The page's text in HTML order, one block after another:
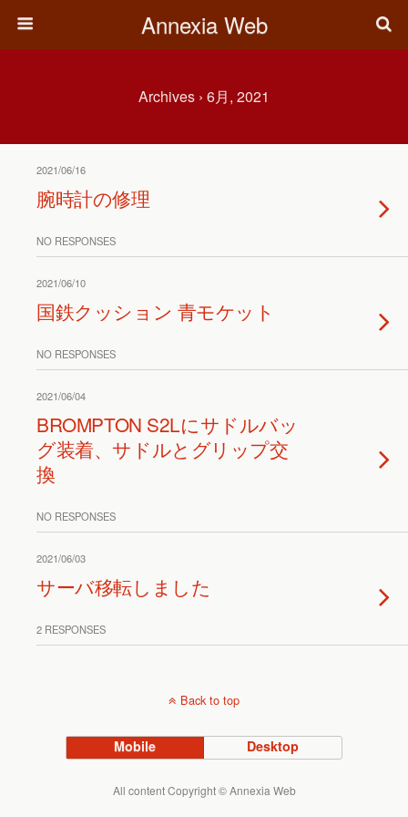
Annexia Web
Archives › 6月, 2021
2021/06/16
腕時計の修理
NO RESPONSES
2021/06/10
国鉄クッション 青モケット
NO RESPONSES
2021/06/04
BROMPTON S2Lにサドルバッ
グ装着、サドルとグリップ交
換
NO RESPONSES
2021/06/03
サーバ移転しました
2 RESPONSES
Back to top
Mobile Desktop
All content Copyright © Annexia Web